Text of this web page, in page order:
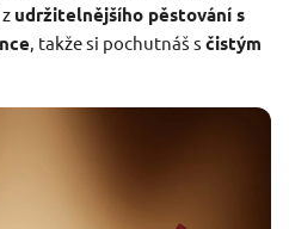
udržitelnějšího pěstování s
, takže si pochutnáš s čistým